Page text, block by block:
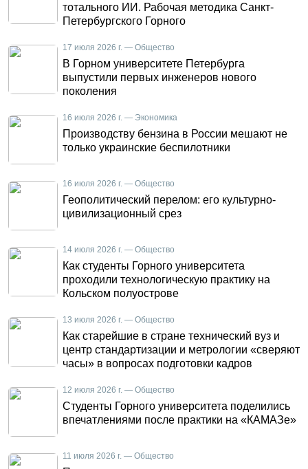
тотального ИИ. Рабочая методика Санкт-
Петербургского Горного
17 июля 2026 г. — Общество
В Горном университете Петербурга
выпустили первых инженеров нового
поколения
16 июля 2026 г. — Экономика
Производству бензина в России мешают не
только украинские беспилотники
16 июля 2026 г. — Общество
Геополитический перелом: его культурно-
цивилизационный срез
14 июля 2026 г. — Общество
Как студенты Горного университета
проходили технологическую практику на
Кольском полуострове
13 июля 2026 г. — Общество
Как старейшие в стране технический вуз и
центр стандартизации и метрологии «сверяют
часы» в вопросах подготовки кадров
12 июля 2026 г. — Общество
Студенты Горного университета поделились
впечатлениями после практики на «КАМАЗе»
11 июля 2026 г. — Общество